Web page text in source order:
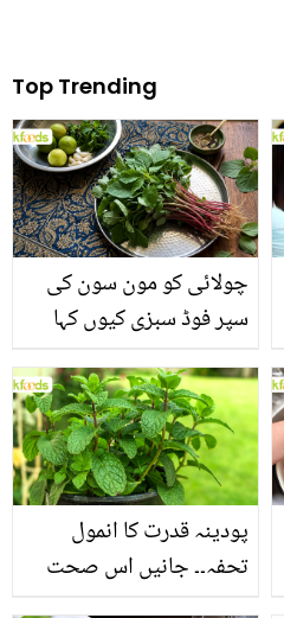
Top Trending
چولائی کو مون سون کی
سپر فوڈ سبزی کیوں کہا
منرلز اور اینٹی آکسیڈنٹس
سے بھرپور اس سبزی کے
فائدے
پودینہ قدرت کا انمول
تحفہ۔۔ جانیں اس صحت